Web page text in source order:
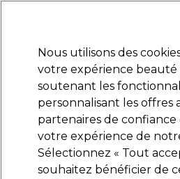
Marques Bons plans Coiffure
Livraison et
lire la
Jean Marin Make-Up
Nous utilisons des
votre expérience
soutenant les
personnalisant les offres
partenaires de
votre expérience de
Sélectionnez « Tout
souhaitez bénéficier de